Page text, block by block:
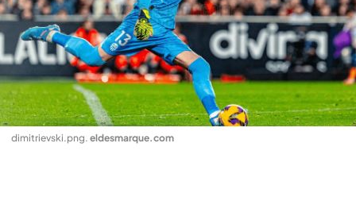
dimitrievski.png. eldesmarque.com